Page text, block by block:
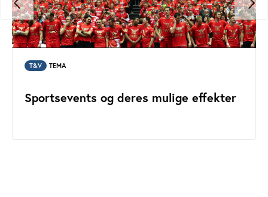
T&V TEMA
Sportsevents og deres mulige effekter